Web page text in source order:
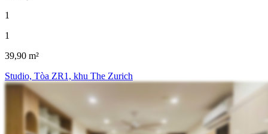
1
1
39,90 m²
Studio, Tòa ZR1, khu The Zurich